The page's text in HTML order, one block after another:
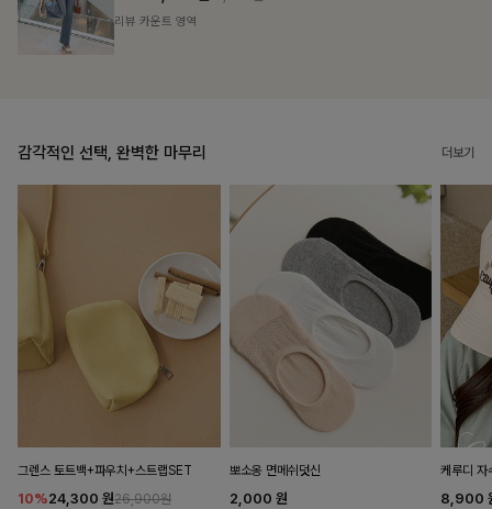
감각적인 선택, 완벽한 마무리 더보기
그렌스 토트백+파우치+스트랩SET
10%24,300 원26,900원
뽀소옹 면메쉬덧신
2,000 원
케루디 자
8,900